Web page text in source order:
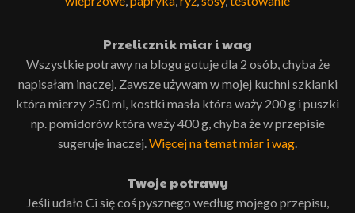
Przelicznik miar i wag
Wszystkie potrawy na blogu gotuje dla 2 osób, chyba że
napisałam inaczej. Zawsze używam w mojej kuchni szklanki
która mierzy 250 ml, kostki masła która waży 200 g i puszki
np. pomidorów która waży 400 g, chyba że w przepisie
sugeruje inaczej.Więcej na temat miar i wag.
Twoje potrawy
Jeśli udało Ci się coś pysznego według mojego przepisu,